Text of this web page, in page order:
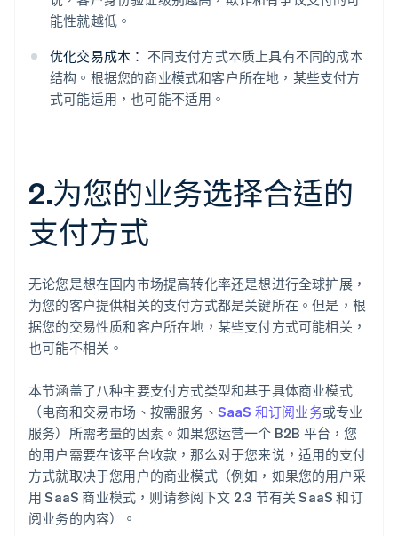
能性就越低。
优化交易成本： 不同支付方式本质上具有不同的成本
结构。根据您的商业模式和客户所在地，某些支付方
式可能适用，也可能不适用。
2.为您的业务选择合适的
支付方式
无论您是想在国内市场提高转化率还是想进行全球扩展，
为您的客户提供相关的支付方式都是关键所在。但是，根
据您的交易性质和客户所在地，某些支付方式可能相关，
也可能不相关。
本节涵盖了八种主要支付方式类型和基于具体商业模式
（电商和交易市场、按需服务、 SaaS 和订阅业务或专业
服务）所需考量的因素。如果您运营一个 B2B 平台，您
的用户需要在该平台收款，那么对于您来说，适用的支付
方式就取决于您用户的商业模式（例如，如果您的用户采
用 SaaS 商业模式，则请参阅下文 2.3 节有关 SaaS 和订
阅业务的内容）。